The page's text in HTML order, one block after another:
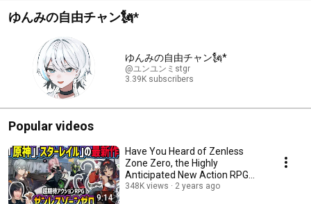
ゆんみの自由チャン🗽*
ゆんみの自由チャン🗽*
@ユンユンミstgr
3.39K subscribers
Popular videos
9:14
Have You Heard of Zenless
Zone Zero, the Highly
Anticipated New Action RPG
from the Creators of G...
348K views 2 years ago